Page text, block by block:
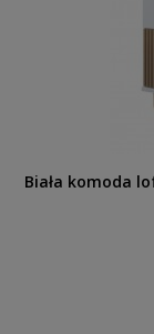
Biała komoda